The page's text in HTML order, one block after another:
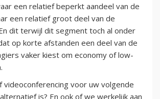
een relatief beperkt aandeel van de
een relatief groot deel van de
dit terwijl dit segment toch al onder
op korte afstanden een deel van de
vaker kiest om economy of low-
videoconferencing voor uw volgende
is? En ook of we werkelijk aan